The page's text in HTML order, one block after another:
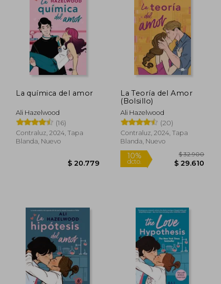
La química del amor
Ali Hazelwood
(16)
Contraluz, 2024, Tapa
Blanda, Nuevo
$ 20.779
La Teoría del Amor
(Bolsillo)
Ali Hazelwood
(20)
Contraluz, 2024, Tapa
Blanda, Nuevo
10%
dcto.